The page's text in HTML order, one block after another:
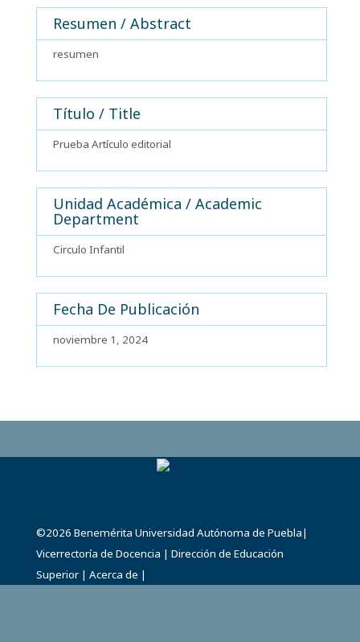
Resumen / Abstract
resumen
Título / Title
Prueba Artículo editorial
Unidad Académica / Academic
Department
Circulo Infantil
Fecha De Publicación
noviembre 1, 2024
©2026 Benemérita Universidad Autónoma de Puebla|
Vicerrectoría de Docencia | Dirección de Educación
Superior | Acerca de |